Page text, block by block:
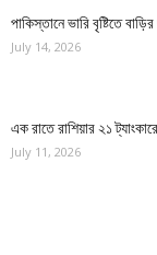
পাকিস্তানে ভারি বৃষ্টিতে
July 14, 2026
এক রাতে রাশিয়ার ২১
July 11, 2026